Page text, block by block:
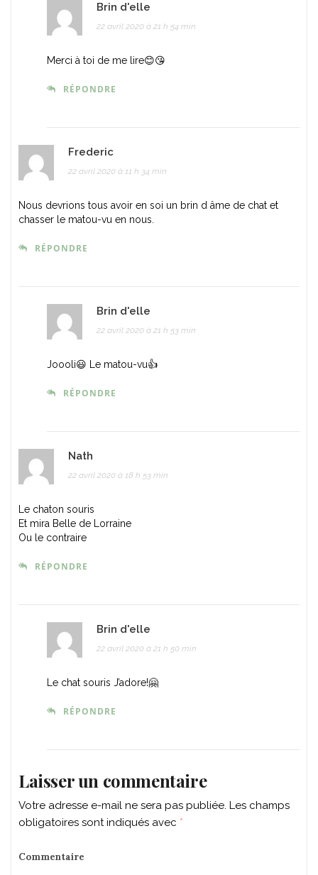
Brin d'elle
22 avril 2020 à 21 h 54 min
Merci à toi de me lire😊😘
RÉPONDRE
Frederic
22 avril 2020 à 11 h 34 min
Nous devrions tous avoir en soi un brin d âme de chat et
chasser le matou-vu en nous.
RÉPONDRE
Brin d'elle
22 avril 2020 à 21 h 53 min
Joooli😃 Le matou-vu👍
RÉPONDRE
Nath
22 avril 2020 à 18 h 53 min
Le chaton souris
Et mira Belle de Lorraine
Ou le contraire
RÉPONDRE
Brin d'elle
22 avril 2020 à 21 h 50 min
Le chat souris J’adore!🤗
RÉPONDRE
Laisser un commentaire
Votre adresse e-mail ne sera pas publiée. Les champs
obligatoires sont indiqués avec *
Commentaire